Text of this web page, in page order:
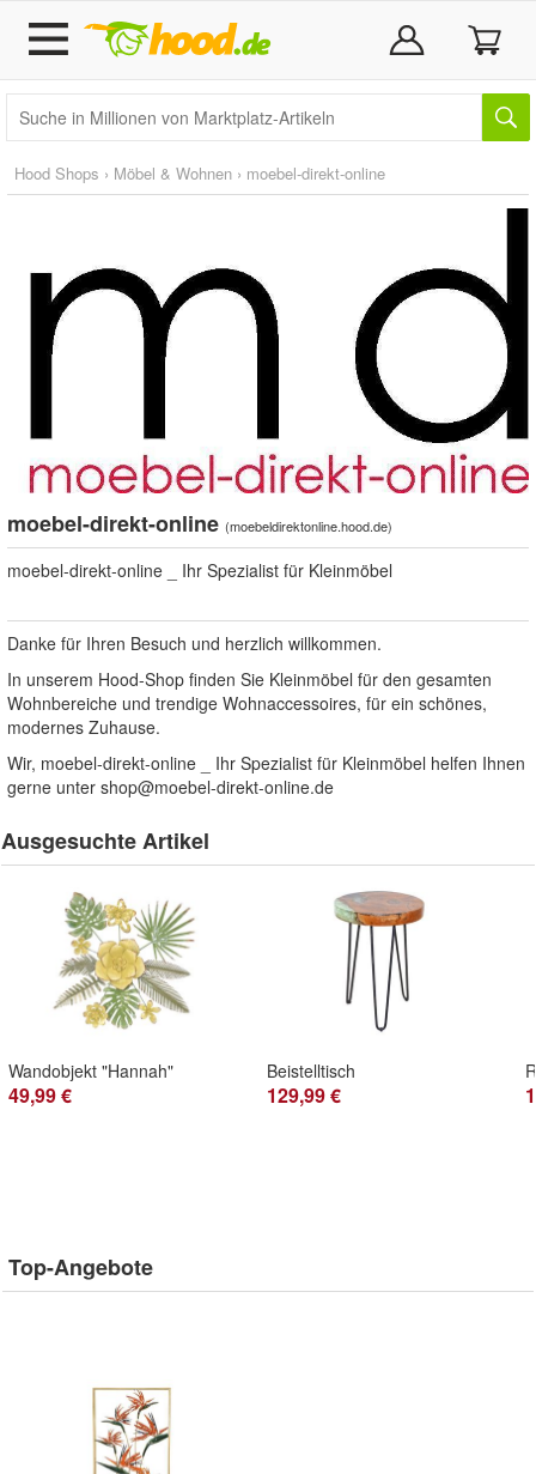
Hood Shops › Möbel & Wohnen › moebel-direkt-online
moebel-direkt-online (moebeldirektonline.hood.de)
moebel-direkt-online _ Ihr Spezialist für Kleinmöbel
Danke für Ihren Besuch und herzlich willkommen.
In unserem Hood-Shop finden Sie Kleinmöbel für den gesamten
Wohnbereiche und trendige Wohnaccessoires, für ein schönes,
modernes Zuhause.
Wir, moebel-direkt-online _ Ihr Spezialist für Kleinmöbel helfen Ihnen
gerne unter shop@moebel-direkt-online.de
Ausgesuchte Artikel
Wandobjekt "Hannah"
49,99 €
Beistelltisch
129,99 €
Top-Angebote